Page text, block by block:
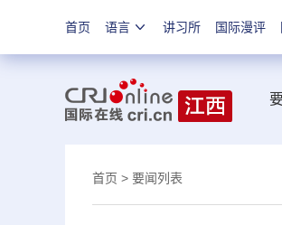
首页 语言 讲习所 国际漫评
首页 > 要闻列表